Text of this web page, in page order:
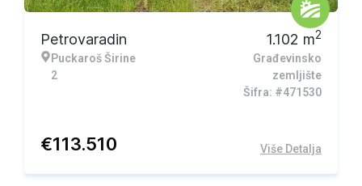
Petrovaradin
Puckaroš Širine
2
1.102 m2
Građevinsko
zemljište
Šifra: #471530
€113.510 Više Detalja